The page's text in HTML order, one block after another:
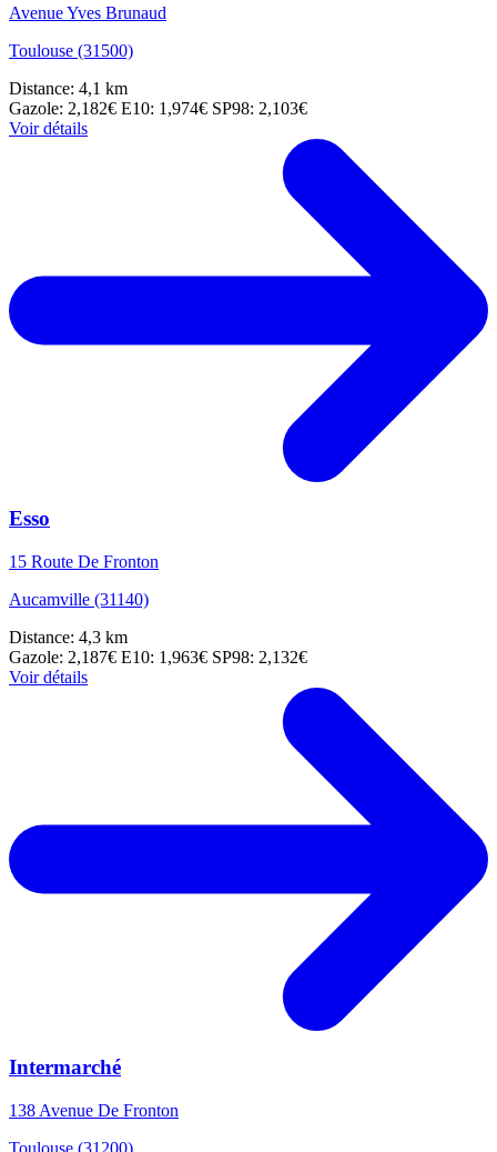
Avenue Yves Brunaud
Toulouse (31500)
Distance: 4,1 km
Gazole: 2,182€ E10: 1,974€ SP98: 2,103€
Voir détails
Esso
15 Route De Fronton
Aucamville (31140)
Distance: 4,3 km
Gazole: 2,187€ E10: 1,963€ SP98: 2,132€
Voir détails
Intermarché
138 Avenue De Fronton